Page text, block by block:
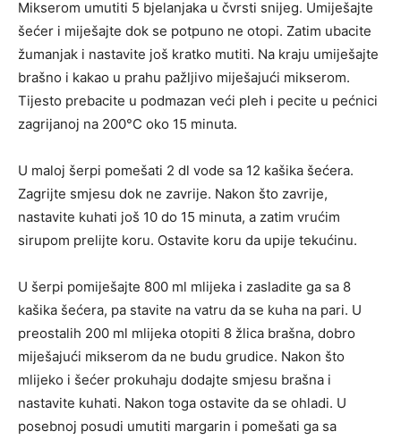
Mikserom umutiti 5 bjelanjaka u čvrsti snijeg. Umiješajte
šećer i miješajte dok se potpuno ne otopi. Zatim ubacite
žumanjak i nastavite još kratko mutiti. Na kraju umiješajte
brašno i kakao u prahu pažljivo miješajući mikserom.
Tijesto prebacite u podmazan veći pleh i pecite u pećnici
zagrijanoj na 200°C oko 15 minuta.
U maloj šerpi pomešati 2 dl vode sa 12 kašika šećera.
Zagrijte smjesu dok ne zavrije. Nakon što zavrije,
nastavite kuhati još 10 do 15 minuta, a zatim vrućim
sirupom prelijte koru. Ostavite koru da upije tekućinu.
U šerpi pomiješajte 800 ml mlijeka i zasladite ga sa 8
kašika šećera, pa stavite na vatru da se kuha na pari. U
preostalih 200 ml mlijeka otopiti 8 žlica brašna, dobro
miješajući mikserom da ne budu grudice. Nakon što
mlijeko i šećer prokuhaju dodajte smjesu brašna i
nastavite kuhati. Nakon toga ostavite da se ohladi. U
posebnoj posudi umutiti margarin i pomešati ga sa